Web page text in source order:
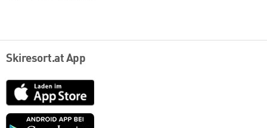
Skiresort.at App
App
Store
Google